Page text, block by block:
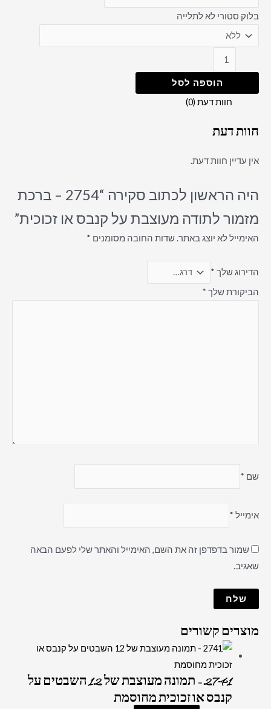
בלוק סטורי לא לתלייה
הוספה לסל
חוות דעת (0)
חוות דעת
אין עדיין חוות דעת.
היה הראשון לכתוב סקירה “2754 – ברכת
מזמור לתודה מעוצבת על קנבס או זכוכית”
האימייל לא יוצג באתר.שדות החובה מסומנים *
הדירוג שלך *
הביקורת שלך *
שם *
אימייל *
שמור בדפדפן זה את השם, האימייל והאתר שלי לפעם הבאה
שאגיב.
מוצרים קשורים
2741 – תמונה מעוצבת של 12 השבטים על
קנבס או זכוכית מחוסמת